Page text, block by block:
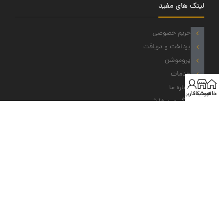
لینک های مفید
حریم خصوصی
پرداخت و دریافت
پروموشن
خدمات
درباره ما
پیگیری سفارش
خانهفروشگاه
حساب کاربری من